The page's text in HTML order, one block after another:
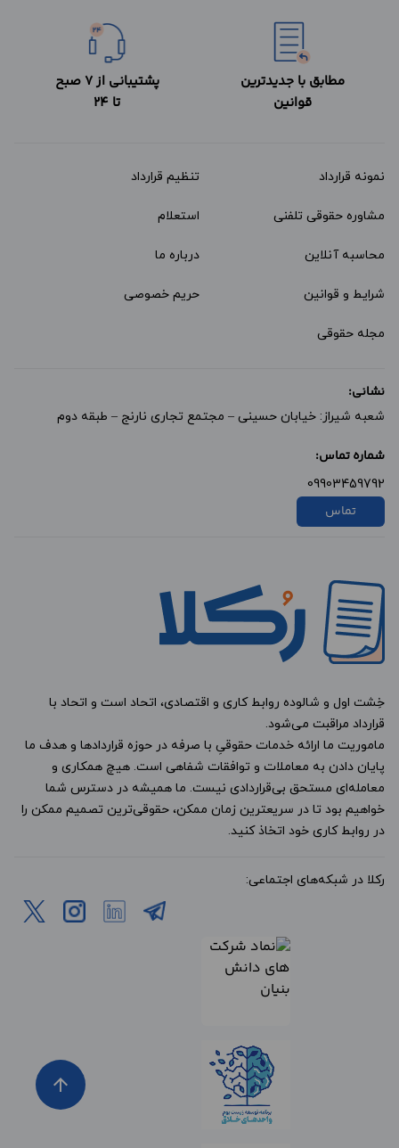
مطابق با جدیدترین
قوانین
پشتیبانی از 7 صبح
تا 24
نمونه قرارداد‌ تنظیم قرارداد
مشاوره حقوقی تلفنی استعلام
محاسبه آنلاین درباره ما
شرایط و قوانین حریم خصوصی
مجله حقوقی
نشانی:
شعبه شیراز: خیابان حسینی – مجتمع تجاری نارنج – طبقه دوم
شماره تماس:
09903459792
تماس
خِشت اول و شالوده روابط کاری و اقتصادی، اتحاد است و اتحاد با
قرارداد مراقبت می‌شود.
ماموریت ما ارائه خدمات حقوقیِ با صرفه در حوزه قراردادها و هدف ما
پایان دادن به معاملات و توافقات شفاهی است. هیچ همکاری و
معامله‌ای مستحق بی‌قراردادی نیست. ما همیشه در دسترس شما
خواهیم بود تا در سریعترین زمان ممکن، حقوقی‌ترین تصمیم ممکن را
در روابط کاری خود اتخاذ کنید.
رکلا در شبکه‌های اجتماعی:
arrow_upward